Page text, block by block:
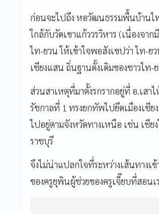
ก่อนจะไปถึง หอวัฒนธรรมพื้นบ้านไ
ใกล้กับวัดเขาแก้ววรวิหาร (เนื่องจา
ไท-ยวน ให้เข้าใจพอสังเขปว่า ไท-
เชียงแสน ถิ่นฐานดั้งเดิมของชาวไท-
ส่วนสาเหตุที่มาตั้งรกรากอยู่ที่ อ.เส
รัชกาลที่ 1 ทรงยกทัพไปยึดเมืองเชี
ไปอยู่ตามจังหวัดทางเหนือ เช่น เชีย
ราชบุรี
จึงไม่น่าแปลกใจที่ระหว่างเส้นทาง
ของครูยุพินผู้ช่วยของครูเจี๊ยบที่สอน